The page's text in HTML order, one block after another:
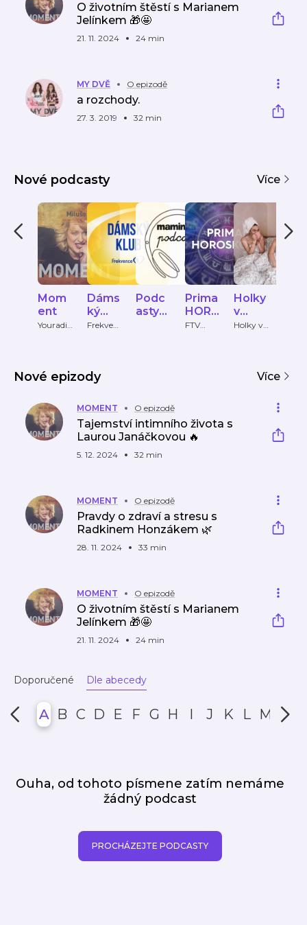
O životním štěstí s Marianem
Jelínkem 🎁🤩
21. 11. 2024 24 min
MY DVĚ O epizodě
a rozchody.
27. 3. 2019 32 min
Nové podcasty Více
Mom
ent
Youradio
Dáms
ký
klub
Frekven
Podc
asty
Prima
HOR
OSKO
FTV
Holky
v
čokol
Holky v
Nové epizody Více
MOMENT O epizodě
Tajemství intimního života s
Laurou Janáčkovou 🔥
5. 12. 2024 32 min
MOMENT O epizodě
Pravdy o zdraví a stresu s
Radkinem Honzákem 🌿
28. 11. 2024 33 min
MOMENT O epizodě
O životním štěstí s Marianem
Jelínkem 🎁🤩
21. 11. 2024 24 min
Doporučené Dle abecedy
A B C D E F G H I J K L M N
Ouha, od tohoto písmene zatím nemáme
žádný podcast
PROCHÁZEJTE PODCASTY